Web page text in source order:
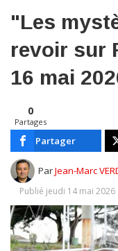
"Les
revoir sur
16 mai
0
Partages
Partager
ParJean-Marc
Publié jeudi 14 mai 2026